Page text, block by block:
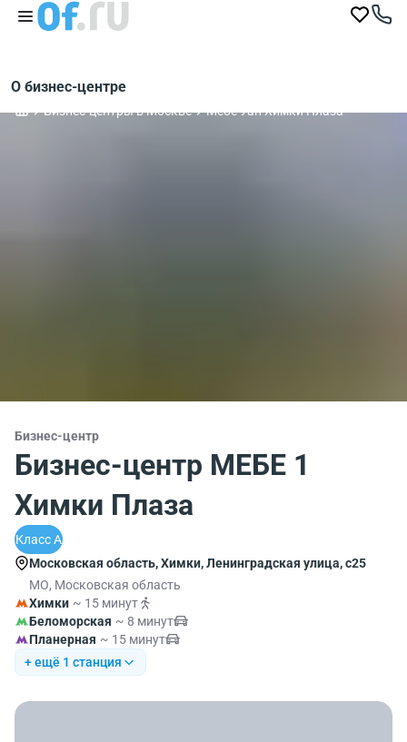
О бизнес-центре
Бизнес-центры в Москве Мебе Уан Химки Плаза
Бизнес-центр
Бизнес-центр МЕБЕ 1
Химки Плаза
Класс A
Московская область, Химки, Ленинградская улица, с25
МО, Московская область
Химки ~ 15 минут
Беломорская ~ 8 минут
Планерная ~ 15 минут
+ ещё 1 станция